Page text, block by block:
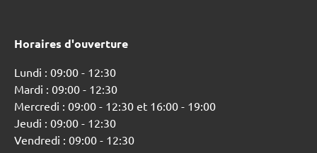
Horaires d'ouverture
Lundi : 09:00 - 12:30
Mardi : 09:00 - 12:30
Mercredi : 09:00 - 12:30 et 16:00 - 19:00
Jeudi : 09:00 - 12:30
Vendredi : 09:00 - 12:30